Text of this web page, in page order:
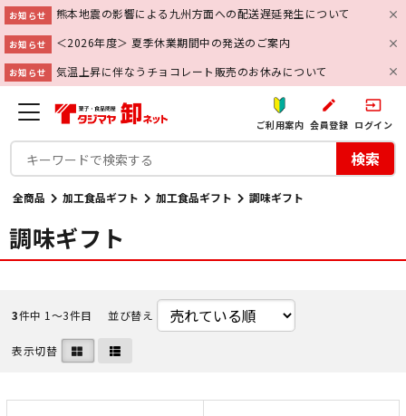
お知らせ 熊本地震の影響による九州方面への配送遅延発生について
お知らせ ＜2026年度＞ 夏季休業期間中の発送のご案内
お知らせ 気温上昇に伴なうチョコレート販売のお休みについて
ご利用案内
create
会員登録
input
ログイン
検索
全商品 加工食品ギフト 加工食品ギフト 調味ギフト
調味ギフト
3件中 1〜3件目 並び替え
表示切替